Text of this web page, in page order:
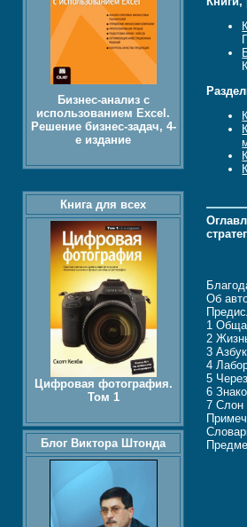
Об
1
2
3
4
5
6
7 Слон
Бизнес-анализ с
использованием Excel.
Решение бизнес-задач, 4-
е издание
Книга для всех
Цифровая фотография.
Том 1
Блог Виктора Штонда